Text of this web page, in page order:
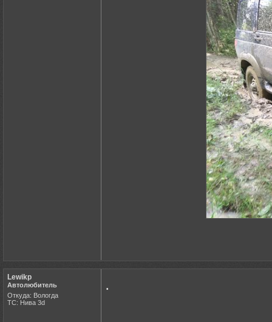
Lewikp
Автолюбитель
Откуда: Вологда
ТС: Нива 3d
.